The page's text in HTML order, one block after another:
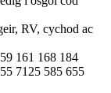
RV, cychod ac
161 168 184
7125 585 655